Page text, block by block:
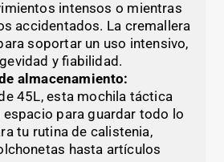
intensos o mientras
accidentados. La cremallera
soportar un uso intensivo,
y fiabilidad.
almacenamiento:
45L, esta mochila táctica
para guardar todo lo
tu rutina de calistenia,
hasta artículos